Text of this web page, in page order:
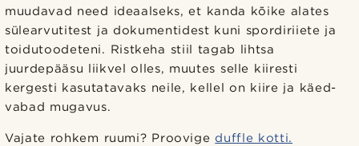
muudavad need ideaalseks, et kanda kõike alates
sülearvutitest ja dokumentidest kuni spordiriiete ja
toidutoodeteni. Ristkeha stiil tagab lihtsa
juurdepääsu liikvel olles, muutes selle kiiresti
kergesti kasutatavaks neile, kellel on kiire ja käed-
vabad mugavus.
Vajate rohkem ruumi? Proovige duffle kotti.